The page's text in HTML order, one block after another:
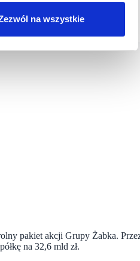
na wszystkie
pakiet akcji Grupy Żabka.
na 32,6 mld zł.